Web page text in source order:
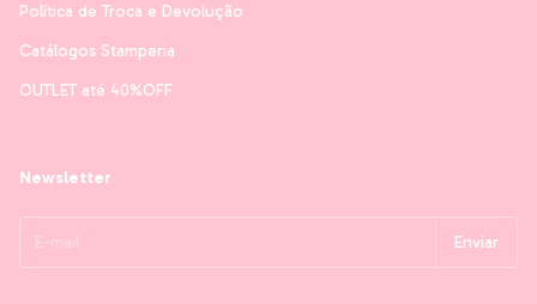
Política de Troca e Devolução
Catálogos Stamperia
OUTLET até 40%OFF
Newsletter